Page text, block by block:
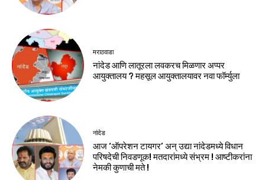
मराठवाडा
नांदेड आणि लातूरला लवकरच मिळणार अप्पर
आयुक्तालय ? महसूल आयुक्तालयावर नवा फॉर्म्युला
नांदेड
आज ‘ऑपरेशन टायगर’ अन् उद्या नांदेडमध्ये विधान
परिषदेची निवडणूक! मतदारांमध्ये संभ्रम ! आष्टीकरांना
नेमकी कुणाची मते !